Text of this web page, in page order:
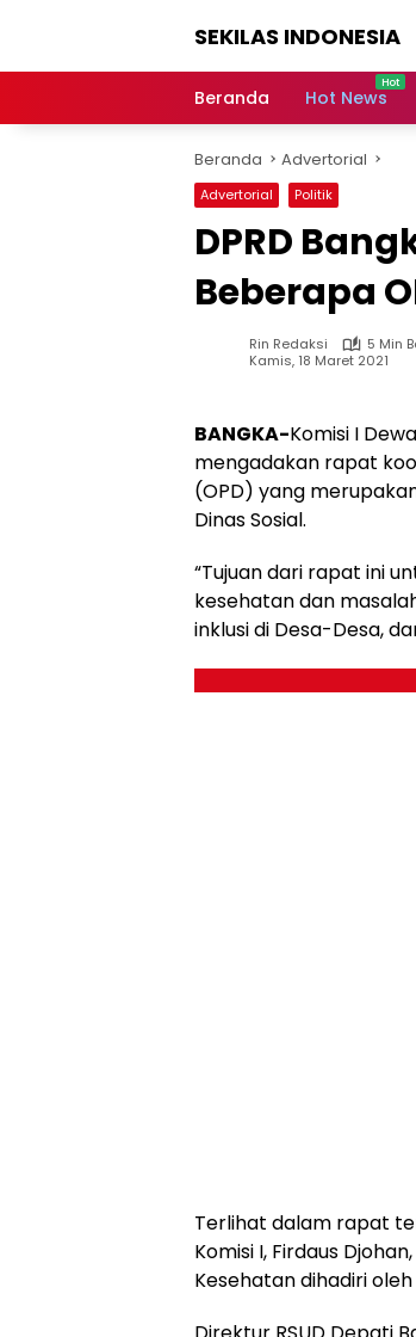
SEKILAS INDONESIA
Terkini,
Latest
World,
Headlines,
News
Beranda Hot News
Beranda Advertorial
Advertorial Politik
DPRD
Beberapa
Rin Redaksi
5 Min
Kamis, 18 Maret 2021
BANGKA-Komisi I
mengadakan rapat
(OPD) yang
Dinas Sosial.
“Tujuan dari rapat ini
kesehatan dan
inklusi di Desa-Desa,
Terlihat dalam rapat
Komisi I, Firdaus
Kesehatan dihadiri